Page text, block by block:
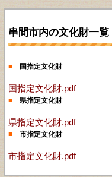
串間市内の文化財一覧
■国指定文化財
国指定文化財.pdf
■県指定文化財
県指定文化財.pdf
■市指定文化財
市指定文化財.pdf